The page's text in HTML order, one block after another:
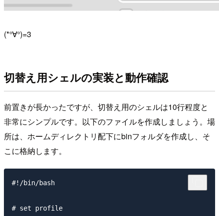
(*°∀°)=3
切替え用シェルの実装と動作確認
前置きが長かったですが、切替え用のシェルは10行程度と
非常にシンプルです。以下のファイルを作成しましょう。場
所は、ホームディレクトリ配下にbinフォルダを作成し、そ
こに格納します。
#!/bin/bash
# set profile